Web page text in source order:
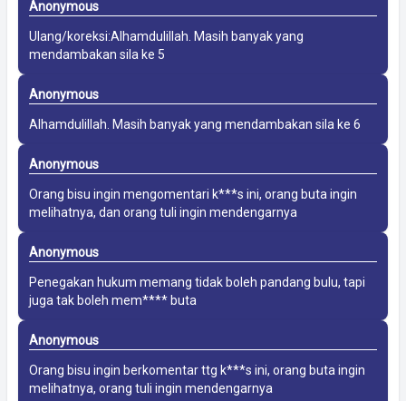
Anonymous
Ulang/koreksi:Alhamdulillah. Masih banyak yang
mendambakan sila ke 5
Anonymous
Alhamdulillah. Masih banyak yang mendambakan sila ke 6
Anonymous
Orang bisu ingin mengomentari k***s ini, orang buta ingin
melihatnya, dan orang tuli ingin mendengarnya
Anonymous
Penegakan hukum memang tidak boleh pandang bulu, tapi
juga tak boleh mem**** buta
Anonymous
Orang bisu ingin berkomentar ttg k***s ini, orang buta ingin
melihatnya, orang tuli ingin mendengarnya